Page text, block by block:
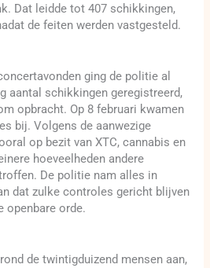
Dat leidde tot 407 schikkingen,
de feiten werden vastgesteld.
ging de politie al
aantal schikkingen geregistreerd,
opbracht. Op 8 februari kwamen
bij. Volgens de aanwezige
op bezit van XTC, cannabis en
hoeveelheden andere
De politie nam alles in
dat zulke controles gericht blijven
openbare orde.
de twintigduizend mensen aan,